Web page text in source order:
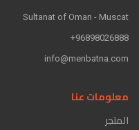
Sultanat of Oman - Muscat
96898026888+
info@menbatna.com
معلومات عنا
المتجر